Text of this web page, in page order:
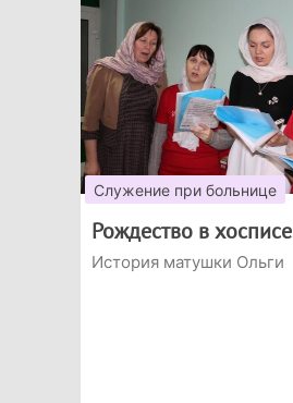
Служение при больнице
Рождество в хосписе
История матушки Ольги